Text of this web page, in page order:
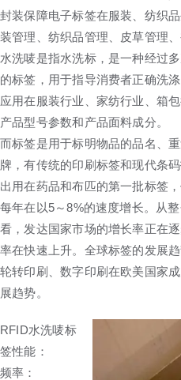
封装保障电子标签在服装、纺织
装管理、纺织品管理、皮草管理
水洗唛是指水洗标，是一种经过
的标签，用于指导消费者正确洗
应用在服装行业、家纺行业、箱
产品型号参数和产品面料成分。
而标签是用于标明物品的品名、
牌，有传统的印刷标签和现代条
出用在药品和布匹的第一批标签
每年在以5～8%的速度增长。从
看，发达国家市场的增长率正在
率在快速上升。全球标签的发展
轮转印刷、数字印刷在欧美国家
展趋势。
RFID水洗唛标
签性能：
频率：